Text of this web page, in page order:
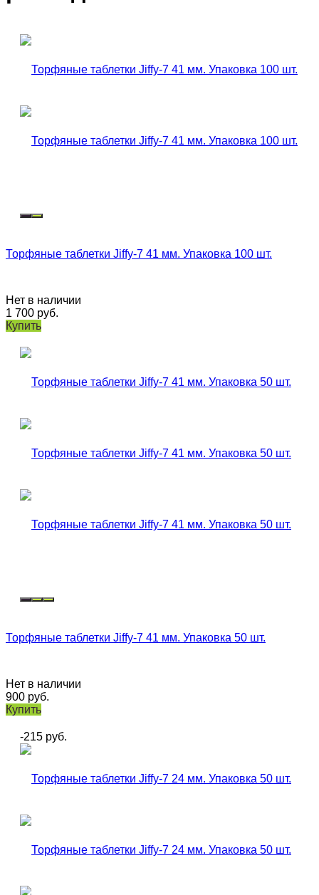
Торфяные таблетки Jiffy-7 41 мм. Упаковка 100 шт.
Нет в наличии
1 700 руб.
Купить
Торфяные таблетки Jiffy-7 41 мм. Упаковка 50 шт.
Нет в наличии
900 руб.
Купить
-215 руб.